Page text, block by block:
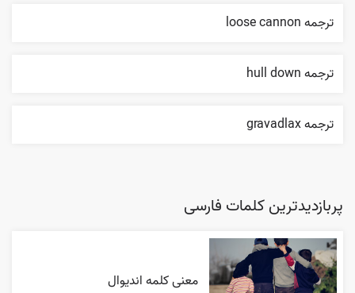
ترجمه loose cannon
ترجمه hull down
ترجمه gravadlax
پربازدیدترین کلمات فارسی
معنی کلمه اندیوال